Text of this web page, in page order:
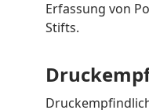
Erfassung von
Stifts.